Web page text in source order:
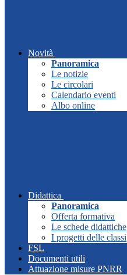
Novità
Panoramica
Le notizie
Le circolari
Calendario eventi
Albo online
Didattica
Panoramica
Offerta formativa
Le schede didattiche
I progetti delle classi
FSL
Documenti utili
Attuazione misure PNRR